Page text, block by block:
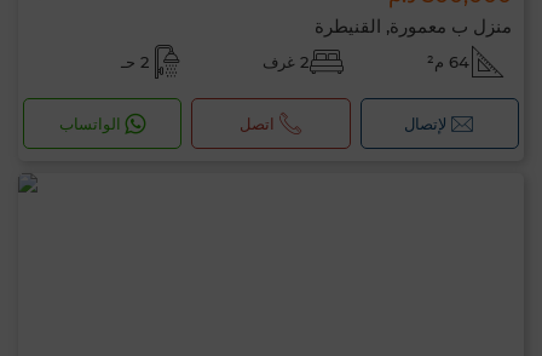
منزل ب معمورة, القنيطرة
64 م² 2 غرف 2 حـ
لإتصال اتصل الواتساب